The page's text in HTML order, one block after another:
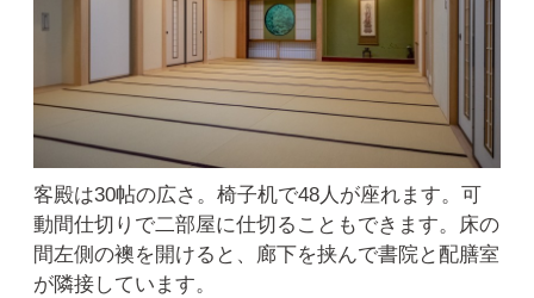
客殿は30帖の広さ。椅子机で48人が座れます。可
動間仕切りで二部屋に仕切ることもできます。床の
間左側の襖を開けると、廊下を挟んで書院と配膳室
が隣接しています。